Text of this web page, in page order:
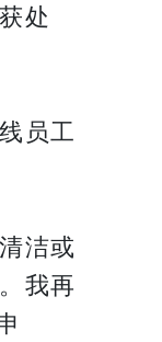
处
员工
洁或
我再